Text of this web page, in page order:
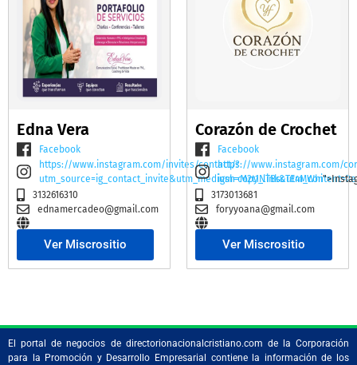
Edna Vera
Facebook
https://www.instagram.com/invites/contact/?
3132616310
ednamercadeo@gmail.com
Ver Miscrositio
Corazón de Crochet
Facebook
https://www.instagram.com/
igsh=M2t1NTBscTE4MWhi
3173013681
foryyoana@gmail.com
Ver Miscrositio
El portal de negocios de directorionacionalcristiano.com de la Corporación
para la Promoción y Desarrollo Empresarial contiene la información de los